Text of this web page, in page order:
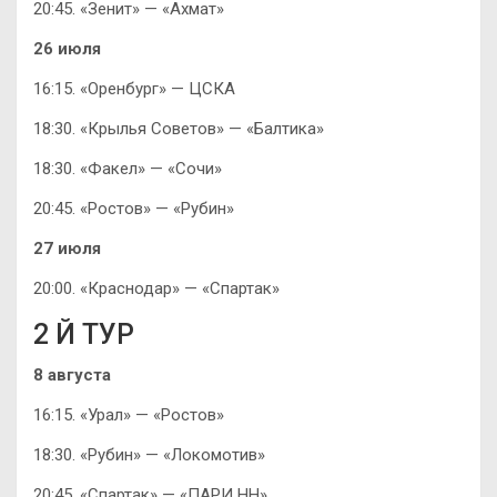
20:45. «Зенит» — «Ахмат»
26 июля
16:15. «Оренбург» — ЦСКА
18:30. «Крылья Советов» — «Балтика»
18:30. «Факел» — «Сочи»
20:45. «Ростов» — «Рубин»
27 июля
20:00. «Краснодар» — «Спартак»
2 Й ТУР
8 августа
16:15. «Урал» — «Ростов»
18:30. «Рубин» — «Локомотив»